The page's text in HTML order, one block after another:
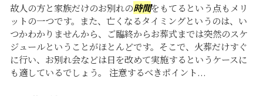
故人の方と家族だけのお別れの時間をもてるという点もメリ
ットの一つです。また、亡くなるタイミングというのは、い
つかわかりませんから、ご臨終からお葬式までは突然のスケ
ジュールということがほとんどです。そこで、火葬だけすぐ
に行い、お別れ会などは日を改めて実施するというケースに
も適しているでしょう。 注意するべきポイント...